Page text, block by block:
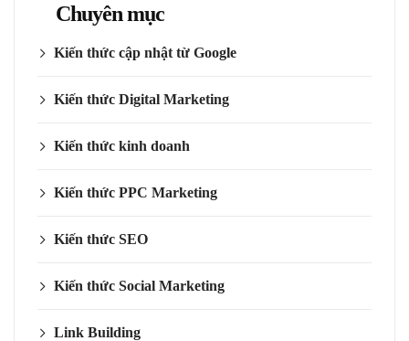
Chuyên mục
Kiến thức cập nhật từ Google
Kiến thức Digital Marketing
Kiến thức kinh doanh
Kiến thức PPC Marketing
Kiến thức SEO
Kiến thức Social Marketing
Link Building